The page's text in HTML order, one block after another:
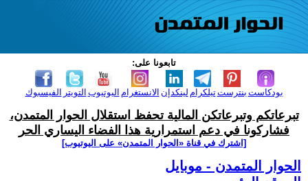
تابعونا على:
الفيسبوك التويتر اليوتيوب الانستغرام لينكدإن تيلكرامبنترست بودكاست
تبرعاتكم وتبرعاتكن المالية تحفظ استقلال الحوار المتمدن،
فشاركونا في دعم استمرارية هذا الفضاء اليساري الحر
[اشترك في قناة ‫«الحوار المتمدن» على اليوتيوب]
الحوار المتمدن - موبايل